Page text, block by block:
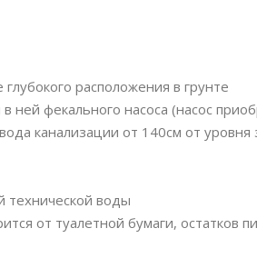
расположения в грунте
фекального насоса (насос
канализации от 140см от уровня
технической воды
от туалетной бумаги, остатков